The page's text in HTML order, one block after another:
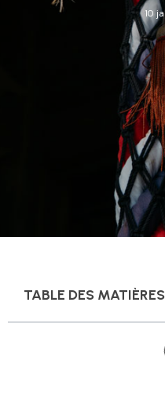
10
TABLE DES MATIÈRES